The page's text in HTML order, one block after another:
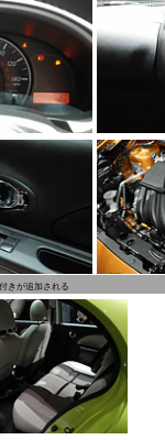
きが追加される